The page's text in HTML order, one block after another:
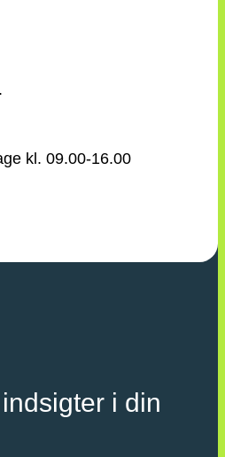
kl. 09.00-16.00
i din